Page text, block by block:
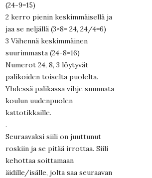
(24-9=15)
2 kerro pienin keskimmäisellä ja
jaa se neljällä (3×8= 24, 24/4=6)
3 Vähennä keskimmäinen
suurimmasta (24-8=16)
Numerot 24, 8, 3 löytyvät
palikoiden toiselta puolelta.
Yhdessä palikassa vihje suunnata
koulun uudenpuolen
kattotikkaille.
.
Seuraavaksi siili on juuttunut
roskiin ja se pitää irrottaa. Siili
kehottaa soittamaan
äidille/isälle, jolta saa seuraavan